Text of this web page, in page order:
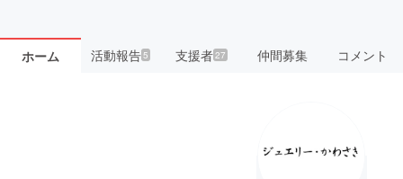
ホーム 活動報告5 支援者27 仲間募集 コメント